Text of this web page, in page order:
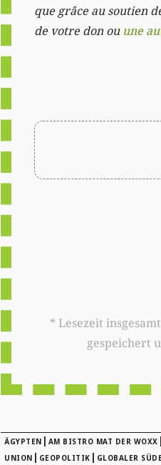
que grâce au soutien
de votre don ou une
* Lesezeit insgesamt auf woxx.lu: 0 Minute. Diese
gespeichert
ÄGYPTEN | AM BISTRO MAT DER WOXX |
UNION | GEOPOLITIK | GLOBALER